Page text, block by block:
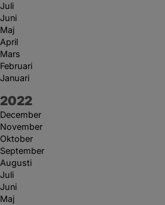
Juli
Juni
Maj
April
Mars
Februari
Januari
År:
2022
December
November
Oktober
September
Augusti
Juli
Juni
Maj